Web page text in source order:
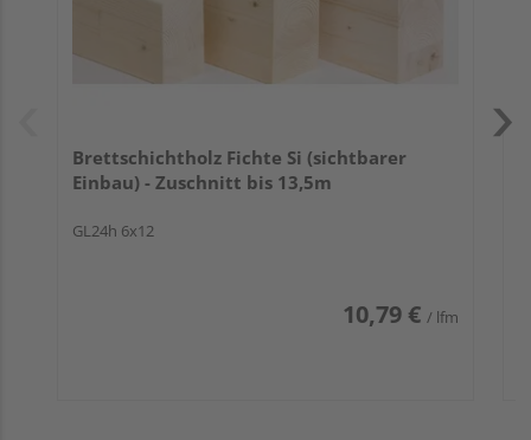
Brettschichtholz Fichte Si (sichtbarer
Einbau) - Zuschnitt bis 13,5m
GL24h 6x12
10,79 € / lfm